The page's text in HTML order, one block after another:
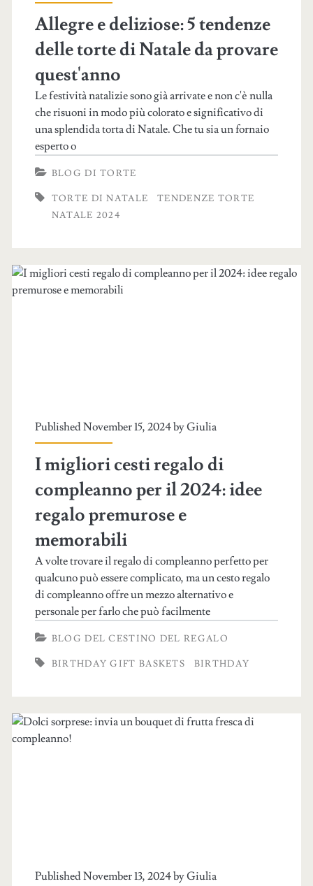
Allegre e deliziose: 5 tendenze
delle torte di Natale da provare
quest'anno
Le festività natalizie sono già arrivate e non c'è nulla
che risuoni in modo più colorato e significativo di
una splendida torta di Natale. Che tu sia un fornaio
esperto o
BLOG DI TORTE
TORTE DI NATALE
TENDENZE TORTE
NATALE 2024
Published November 15, 2024 byGiulia
I migliori cesti regalo di
compleanno per il 2024: idee
regalo premurose e
memorabili
A volte trovare il regalo di compleanno perfetto per
qualcuno può essere complicato, ma un cesto regalo
di compleanno offre un mezzo alternativo e
personale per farlo che può facilmente
BLOG DEL CESTINO DEL REGALO
BIRTHDAY GIFT BASKETS BIRTHDAY
Published November 13, 2024 byGiulia